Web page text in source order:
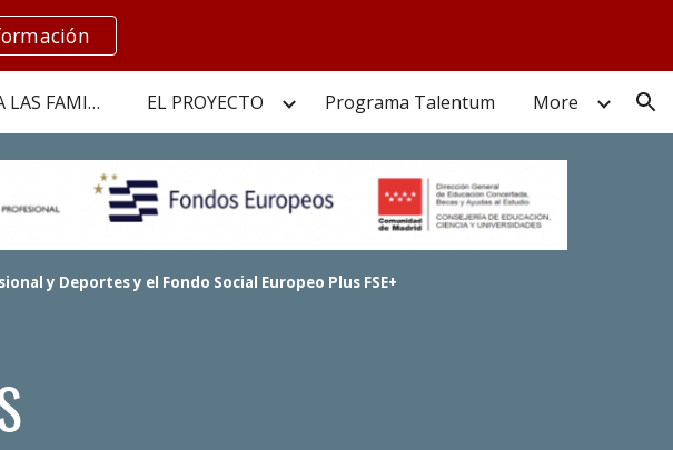
Skip to navigation
INFORMACIÓN A LAS FAMILIAS EL PROYECTO Programa Talentum More
y Deportes y el Fondo Social Europeo Plus FSE+